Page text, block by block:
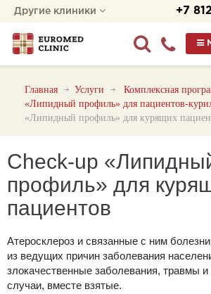
+7
Другие клиники
Главная Услуги
Комплексная
«Липидный профиль» для пациентов-
«Липидный профиль» для курящих
Check-up
профиль» для
пациентов
Атеросклероз и связанные с ним
из ведущих причин заболевания
злокачественные заболевания, травмы
случаи, вместе взятые.